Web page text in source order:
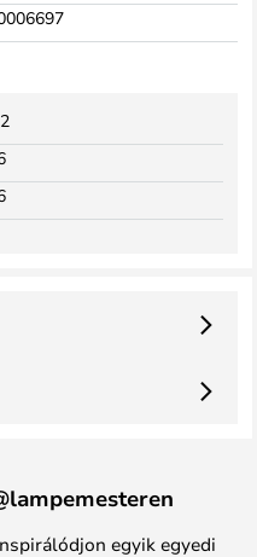
egyik egyedi